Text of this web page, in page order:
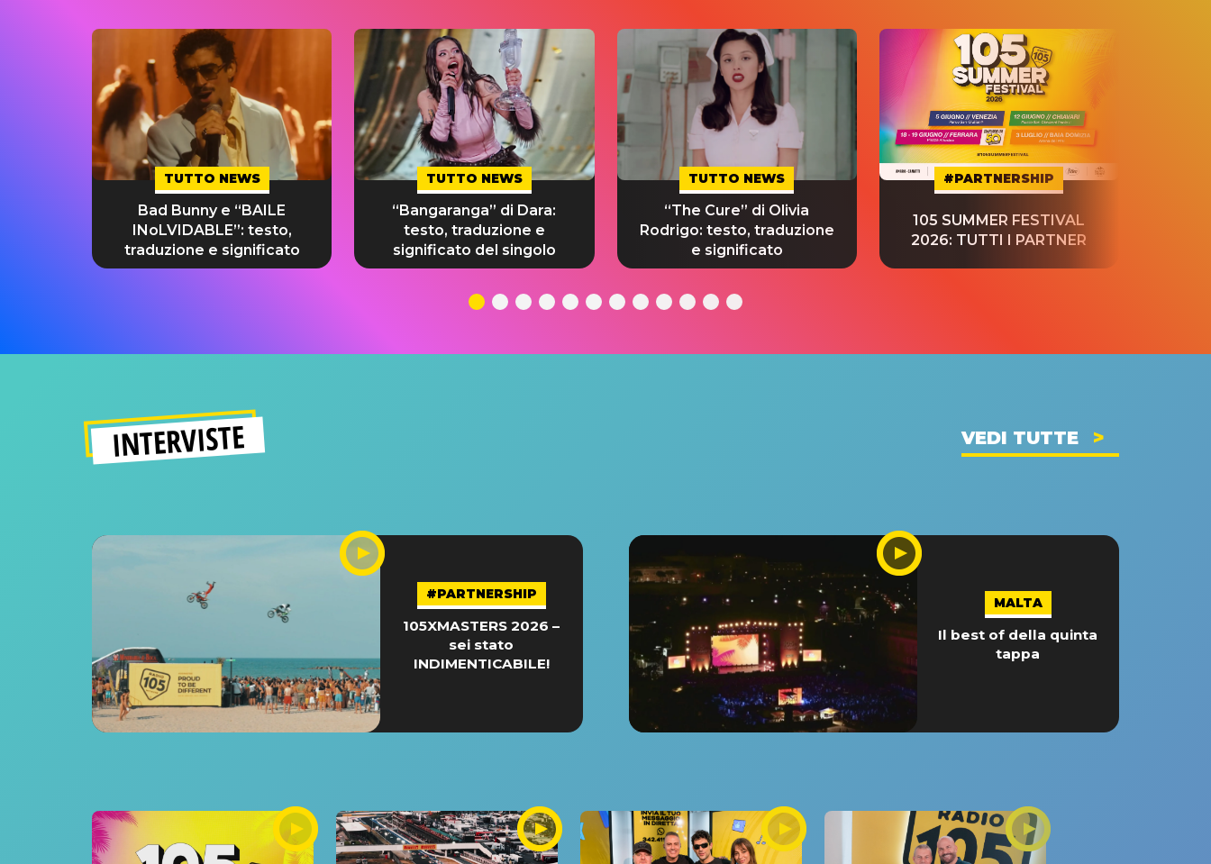
TUTTO NEWS
Bad Bunny e “BAILE
INoLVIDABLE”: testo,
traduzione e significato
TUTTO NEWS
“Bangaranga” di Dara:
testo, traduzione e
significato del singolo
TUTTO NEWS
“The Cure” di Olivia
Rodrigo: testo, traduzione
e significato
#PARTNERSHIP
105 SUMMER FESTIVAL
2026: TUTTI I PARTNER
INTERVISTE VEDI TUTTE
#PARTNERSHIP
105XMASTERS 2026 –
sei stato
INDIMENTICABILE!
MALTA
Il best of della quinta
tappa